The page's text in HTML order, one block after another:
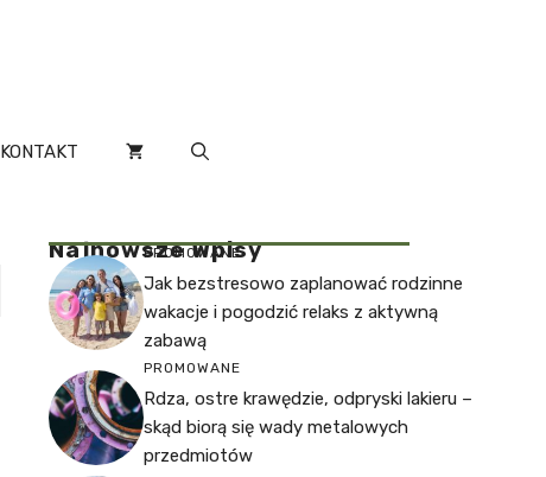
KONTAKT
Najnowsze Wpisy
PROMOWANE
Jak bezstresowo zaplanować rodzinne
wakacje i pogodzić relaks z aktywną
zabawą
PROMOWANE
Rdza, ostre krawędzie, odpryski lakieru –
skąd biorą się wady metalowych
przedmiotów